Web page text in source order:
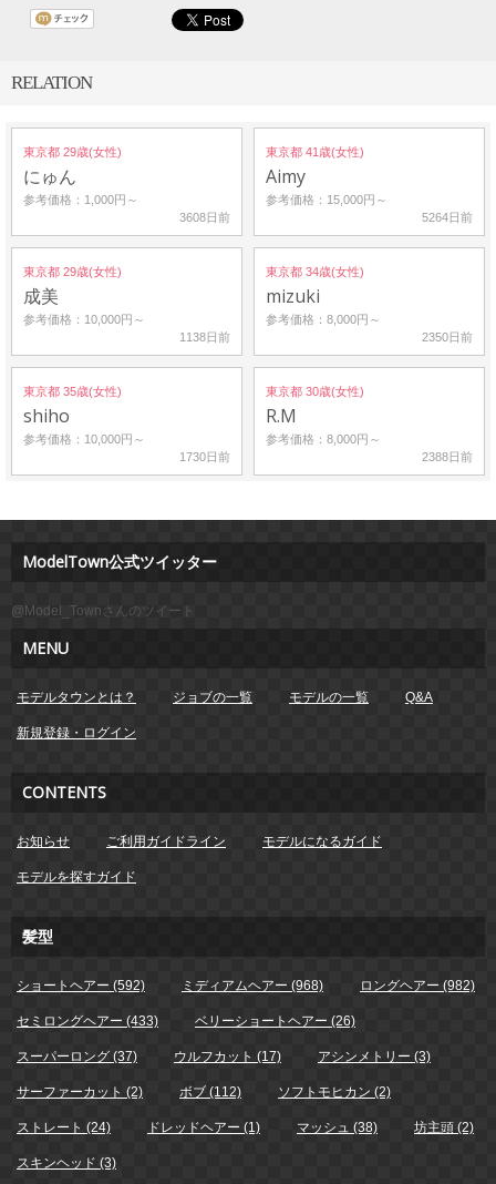
RELATION
東京都 29歳(女性)
にゅん
参考価格：1,000円～
3608日前
東京都 41歳(女性)
Aimy
参考価格：15,000円～
5264日前
東京都 29歳(女性)
成美
参考価格：10,000円～
1138日前
東京都 34歳(女性)
mizuki
参考価格：8,000円～
2350日前
東京都 35歳(女性)
shiho
参考価格：10,000円～
1730日前
東京都 30歳(女性)
R.M
参考価格：8,000円～
2388日前
ModelTown公式ツイッター
@Model_Townさんのツイート
MENU
モデルタウンとは？ ジョブの一覧 モデルの一覧 Q&A
新規登録・ログイン
CONTENTS
お知らせ ご利用ガイドライン モデルになるガイド
モデルを探すガイド
髪型
ショートヘアー (592) ミディアムヘアー (968) ロングヘアー (982)
セミロングヘアー (433) ベリーショートヘアー (26)
スーパーロング (37) ウルフカット (17) アシンメトリー (3)
サーファーカット (2) ボブ (112) ソフトモヒカン (2)
ストレート (24) ドレッドヘアー (1) マッシュ (38) 坊主頭 (2)
スキンヘッド (3)